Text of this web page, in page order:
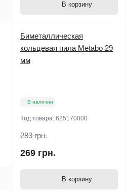
В корзину
Биметаллическая
кольцевая пила Metabo 29
мм
В наличии
Код товара: 625170000
283 грн.
269 грн.
В корзину